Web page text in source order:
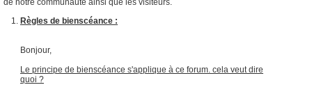
de notre communauté ainsi que les visiteurs.
Règles de bienscéance :
Bonjour,
Le principe de bienscéance s'applique à ce forum. cela veut dire
quoi ?